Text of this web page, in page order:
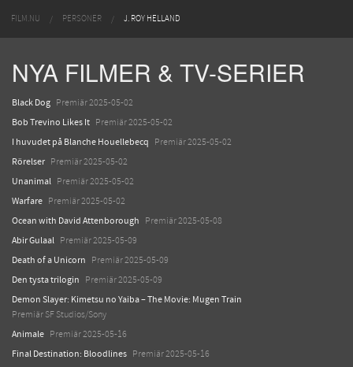
FILM.NU PERSONER J. ROY HELLAND
NYA FILMER & TV-SERIER
Black Dog Premiär 2025-05-02
Bob Trevino Likes It Premiär 2025-05-02
I huvudet på Blanche Houellebecq Premiär 2025-05-02
Rörelser Premiär 2025-05-02
Unanimal Premiär 2025-05-02
Warfare Premiär 2025-05-02
Ocean with David Attenborough Premiär 2025-05-08
Abir Gulaal Premiär 2025-05-09
Death of a Unicorn Premiär 2025-05-09
Den tysta trilogin Premiär 2025-05-09
Demon Slayer: Kimetsu no Yaiba – The Movie: Mugen Train
Premiär SF Studios/Sony
Animale Premiär 2025-05-16
Final Destination: Bloodlines Premiär 2025-05-16